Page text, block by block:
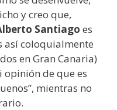
y creo que,
Santiago es
así coloquialmente
en Gran Canaria)
opinión de que es
mientras no